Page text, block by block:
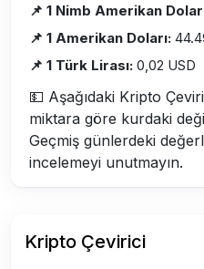
📌 1 Nimb Amerikan
📌 1 Amerikan Doları:
📌 1 Türk Lirası: 0,02 USD
💵 Aşağıdaki Kripto
miktara göre kurdaki
Geçmiş günlerdeki
incelemeyi unutmayın.
Kripto Çevirici